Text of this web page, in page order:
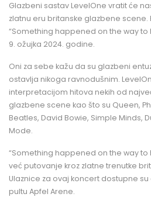
Glazbeni sastav LevelOne vratit će
zlatnu eru britanske glazbene
“Something happened on the way to
9. ožujka 2024. godine.
Oni za sebe kažu da su glazbeni
ostavlja nikoga ravnodušnim.
interpretacijom hitova nekih od
glazbene scene kao što su Queen,
Beatles, David Bowie, Simple Minds,
Mode.
“Something happened on the way to
već putovanje kroz zlatne trenutke
Ulaznice za ovaj koncert dostupne su
pultu Apfel Arene.